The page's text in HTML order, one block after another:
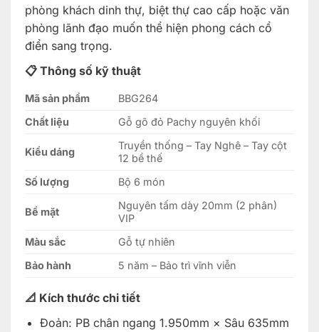
phòng khách dinh thự, biệt thự cao cấp hoặc văn
phòng lãnh đạo muốn thể hiện phong cách cổ
điển sang trọng.
📋 Thông số kỹ thuật
Mã sản phẩm
BBG264
Chất liệu
Gỗ gõ đỏ Pachy nguyên khối
Kiểu dáng
Truyền thống – Tay Nghê – Tay cột
12 bề thế
Số lượng
Bộ 6 món
Bề mặt
Nguyên tấm dày 20mm (2 phân)
VIP
Màu sắc
Gỗ tự nhiên
Bảo hành
5 năm – Bảo trì vĩnh viễn
📐 Kích thước chi tiết
Đoản: PB chân ngang 1.950mm × Sâu 635mm